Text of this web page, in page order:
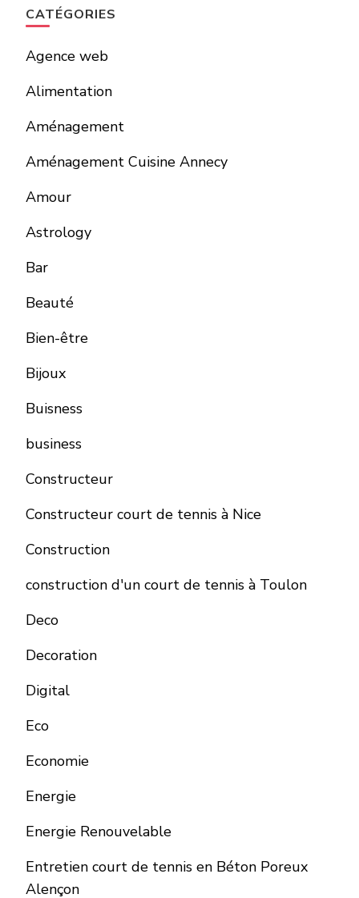
CATÉGORIES
Agence web
Alimentation
Aménagement
Aménagement Cuisine Annecy
Amour
Astrology
Bar
Beauté
Bien-être
Bijoux
Buisness
business
Constructeur
Constructeur court de tennis à Nice
Construction
construction d'un court de tennis à Toulon
Deco
Decoration
Digital
Eco
Economie
Energie
Energie Renouvelable
Entretien court de tennis en Béton Poreux
Alençon